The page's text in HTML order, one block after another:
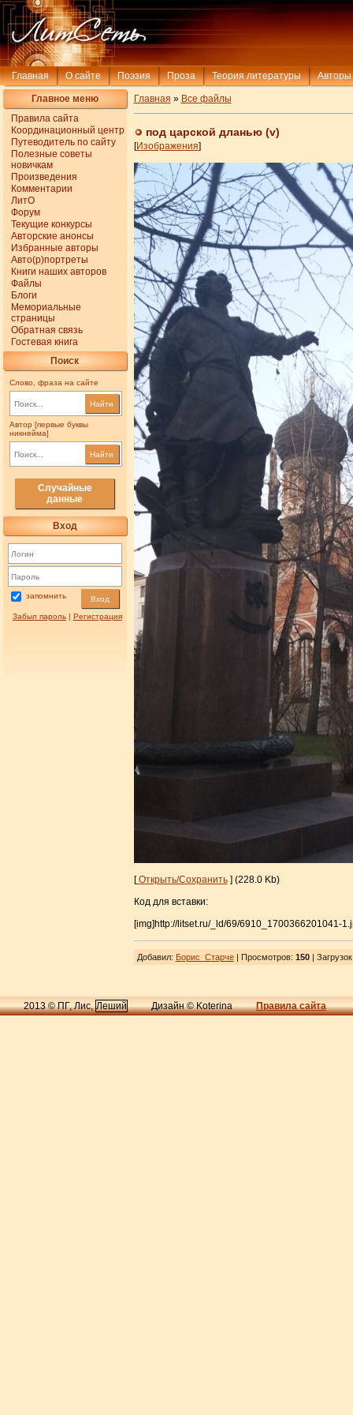
Главная О сайте Поэзия Проза Теория литературы Авторы
Главное меню
Правила сайта
Координационный центр
Путеводитель по сайту
Полезные советы
новичкам
Произведения
Комментарии
ЛитО
Форум
Текущие конкурсы
Авторские анонсы
Избранные авторы
Авто(р)портреты
Книги наших авторов
Файлы
Блоги
Мемориальные
страницы
Обратная связь
Гостевая книга
Поиск
Слово, фраза на сайте
Найти
Автор [первые буквы
никнейма]
Найти
Случайные
данные
Вход
запомнить Вход
Забыл пароль| Регистрация
Главная » Все файлы
под царской дланью (v)
[Изображения]
[Открыть/Сохранить] (228.0 Kb)
Код для вставки:
[img]http://litset.ru/_ld/69/6910_1700366201041-
Добавил: Борис_Старче| Просмотров: 150| Загрузок
2013 © ПГ, Лис,Леший Дизайн © Koterina Правила сайта